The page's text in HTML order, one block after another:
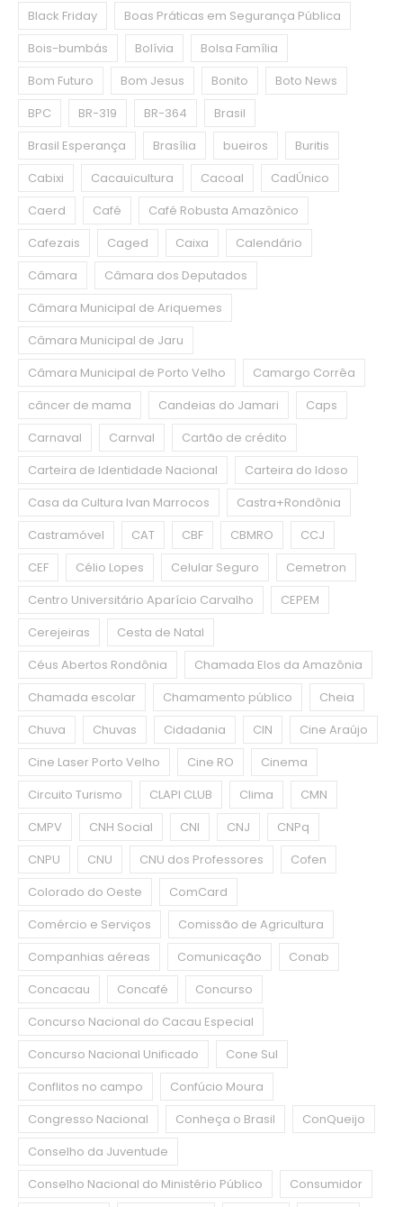
Black Friday
Boas Práticas em Segurança Pública
Bois-bumbás
Bolívia
Bolsa Família
Bom Futuro
Bom Jesus Bonito
Boto News
BPC
BR-319 BR-364
Brasil
Brasil Esperança
Brasília bueiros
Buritis
Cabixi
Cacauicultura Cacoal
CadÚnico
Caerd
Café
Café Robusta Amazônico
Cafezais
Caged Caixa
Calendário
Câmara
Câmara dos Deputados
Câmara Municipal de Ariquemes
Câmara Municipal de Jaru
Câmara Municipal de Porto Velho
Camargo Corrêa
câncer de mama
Candeias do Jamari
Caps
Carnaval
Carnval
Cartão de crédito
Carteira de Identidade Nacional
Carteira do Idoso
Casa da Cultura Ivan Marrocos
Castra+Rondônia
Castramóvel
CAT CBF CBMRO
CCJ
CEF
Célio Lopes Celular Seguro
Cemetron
Centro Universitário Aparício Carvalho
CEPEM
Cerejeiras
Cesta de Natal
Céus Abertos Rondônia
Chamada Elos da Amazônia
Chamada escolar
Chamamento público
Cheia
Chuva
Chuvas Cidadania CIN
Cine Araújo
Cine Laser Porto Velho
Cine RO
Cinema
Circuito Turismo
CLAPI CLUB Clima
CMN
CMPV
CNH Social CNI CNJ
CNPq
CNPU
CNU CNU dos Professores
Cofen
Colorado do Oeste
ComCard
Comércio e Serviços
Comissão de Agricultura
Companhias aéreas
Comunicação
Conab
Concacau
Concafé
Concurso
Concurso Nacional do Cacau Especial
Concurso Nacional Unificado
Cone Sul
Conflitos no campo
Confúcio Moura
Congresso Nacional
Conheça o Brasil
ConQueijo
Conselho da Juventude
Conselho Nacional do Ministério Público
Consumidor